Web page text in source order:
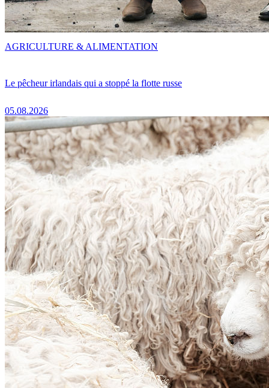
Le pêcheur irlandais qui a stoppé la flotte russe
05.08.2026
AGRICULTURE & ALIMENTATION